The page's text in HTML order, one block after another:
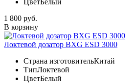
1 800 руб.
В корзину
Локтевой дозатор BXG ESD 3000
Страна изготовительКитай
ТипЛоктевой
ЦветБелый